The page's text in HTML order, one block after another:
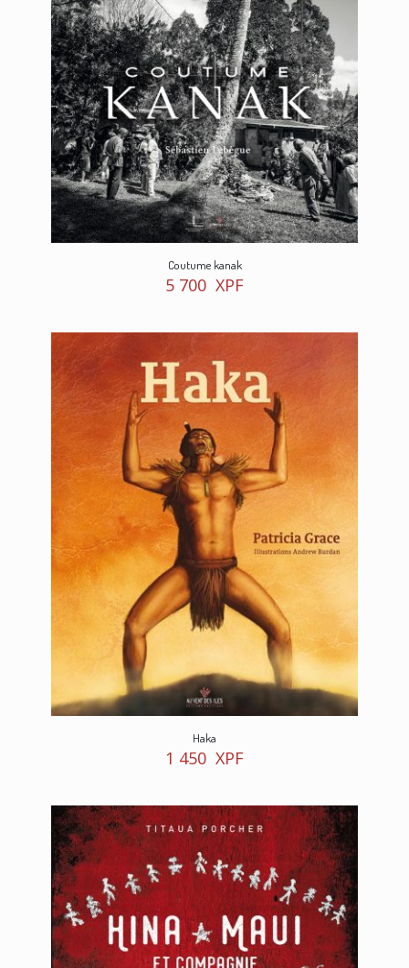
Coutume kanak
5 700 XPF
Haka
1 450 XPF